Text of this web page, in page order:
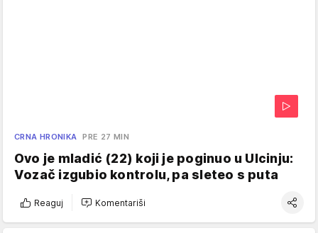
CRNA HRONIKA PRE 27 MIN
Ovo je mladić (22) koji je poginuo u Ulcinju:
Vozač izgubio kontrolu, pa sleteo s puta
Reaguj Komentariši